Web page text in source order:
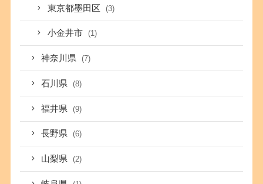
東京都墨田区 (3)
小金井市 (1)
神奈川県 (7)
石川県 (8)
福井県 (9)
長野県 (6)
山梨県 (2)